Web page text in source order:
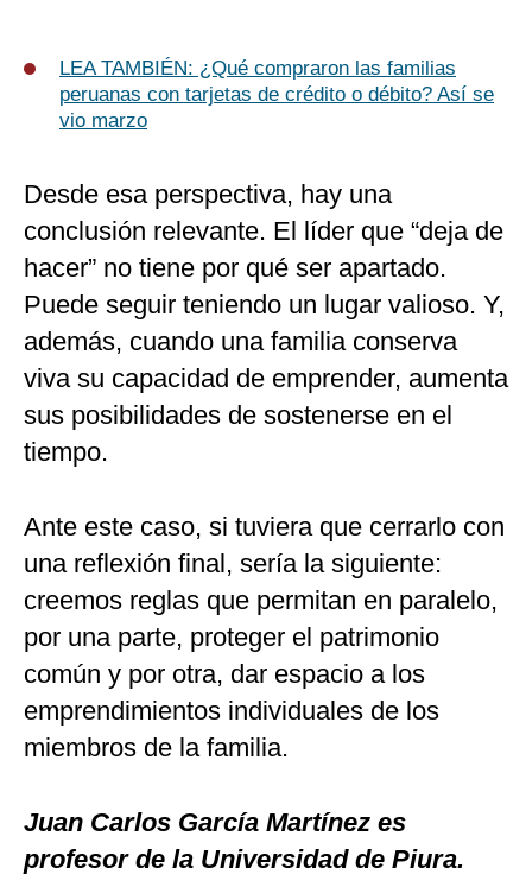
LEA TAMBIÉN: ¿Qué compraron las familias
peruanas con tarjetas de crédito o débito? Así se
vio marzo
Desde esa perspectiva, hay una
conclusión relevante. El líder que “deja de
hacer” no tiene por qué ser apartado.
Puede seguir teniendo un lugar valioso. Y,
además, cuando una familia conserva
viva su capacidad de emprender, aumenta
sus posibilidades de sostenerse en el
tiempo.
Ante este caso, si tuviera que cerrarlo con
una reflexión final, sería la siguiente:
creemos reglas que permitan en paralelo,
por una parte, proteger el patrimonio
común y por otra, dar espacio a los
emprendimientos individuales de los
miembros de la familia.
Juan Carlos García Martínez es
profesor de la Universidad de Piura.